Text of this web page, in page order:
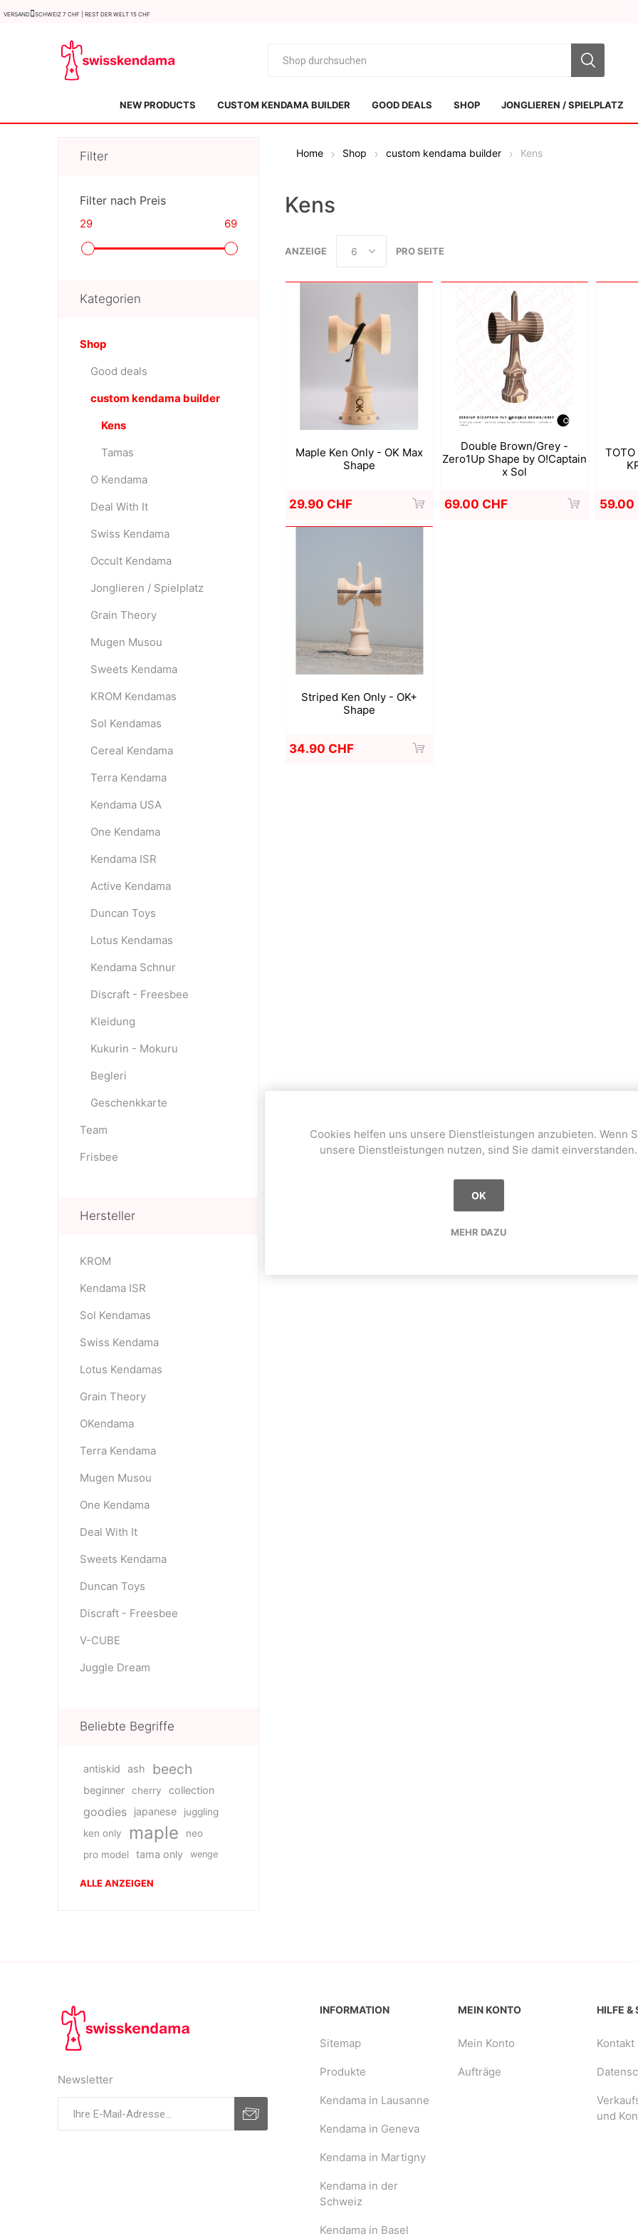
Versand Schweiz 7 CHF | Rest der Welt 15 CHF
NEW PRODUCTS CUSTOM KENDAMA BUILDER GOOD DEALS SHOP JONGLIEREN / SPIELPLATZ
KROM Kendama ISR Sol Kendamas
OKendama One Kendama
Duncan Toys Discraft - Freesbee V-CUBE Juggle Dream
Home Shop custom kendama builder Kens
Kens
ANZEIGE PRO SEITE
Maple Ken Only - OK Max
Shape
29.90 CHF
Double Brown/Grey -
Zero1Up Shape by O!Captain
x Sol
69.00 CHF 59.00
Striped Ken Only - OK+
Shape
34.90 CHF
Filter
Filter nach Preis
29 69
Kategorien
Shop
Good deals
custom kendama builder
Kens
Tamas
O Kendama
Deal With It
Swiss Kendama
Occult Kendama
Jonglieren / Spielplatz
Grain Theory
Mugen Musou
Sweets Kendama
KROM Kendamas
Sol Kendamas
Cereal Kendama
Terra Kendama
Kendama USA
One Kendama
Kendama ISR
Active Kendama
Duncan Toys
Lotus Kendamas
Kendama Schnur
Discraft - Freesbee
Kleidung
Kukurin - Mokuru
Begleri
Geschenkkarte
Team
Frisbee
Hersteller
KROM
Kendama ISR
Sol Kendamas
Swiss Kendama
Lotus Kendamas
Grain Theory
OKendama
Terra Kendama
Mugen Musou
One Kendama
Deal With It
Sweets Kendama
Duncan Toys
Discraft - Freesbee
V-CUBE
Juggle Dream
Beliebte Begriffe
antiskid ash beech
beginner cherry collection
goodies japanese
juggling
ken only
maple
neo
pro model
tama only wenge
ALLE ANZEIGEN
Newsletter
INFORMATION
Sitemap
Produkte
Kendama in Lausanne
Kendama in Geneva
Kendama in Martigny
Kendama in der
Schweiz
Kendama in Basel
MEIN KONTO
Mein Konto
Aufträge
HILFE &
Kontakt
und
Cookies helfen uns unsere Dienstleistungen anzubieten. Wenn
unsere Dienstleistungen nutzen, sind Sie damit einverstanden.
OK
MEHR DAZU